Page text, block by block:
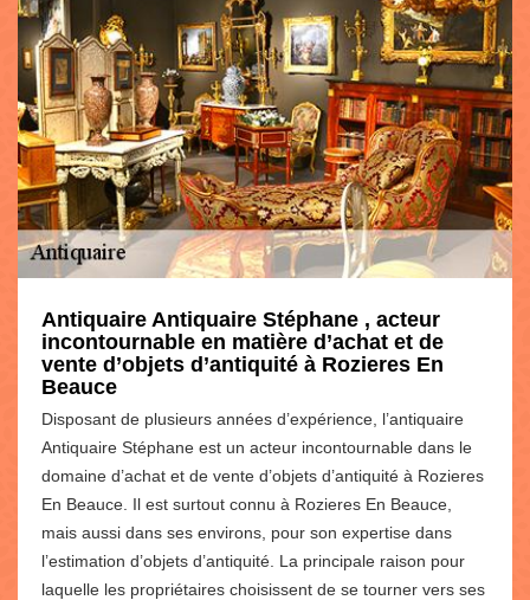
Antiquaire Antiquaire Stéphane , acteur
incontournable en matière d’achat et de
vente d’objets d’antiquité à Rozieres En
Beauce
Disposant de plusieurs années d’expérience, l’antiquaire
Antiquaire Stéphane est un acteur incontournable dans le
domaine d’achat et de vente d’objets d’antiquité à Rozieres
En Beauce. Il est surtout connu à Rozieres En Beauce,
mais aussi dans ses environs, pour son expertise dans
l’estimation d’objets d’antiquité. La principale raison pour
laquelle les propriétaires choisissent de se tourner vers ses